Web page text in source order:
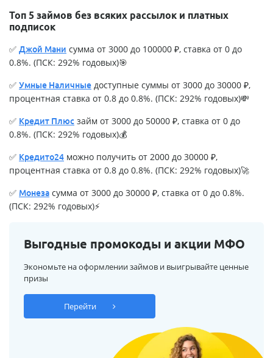
Топ 5 займов без всяких рассылок и платных
подписок
✅ Джой Мани сумма от 3000 до 100000 ₽, ставка от 0 до
0.8%. (ПСК: 292% годовых)🎯
✅ Умные Наличные доступные суммы от 3000 до 30000 ₽,
процентная ставка от 0.8 до 0.8%. (ПСК: 292% годовых)💸
✅ Кредит Плюс займ от 3000 до 50000 ₽, ставка от 0 до
0.8%. (ПСК: 292% годовых)💰
✅ Кредито24 можно получить от 2000 до 30000 ₽,
процентная ставка от 0.8 до 0.8%. (ПСК: 292% годовых)🚀
✅ Монеза сумма от 3000 до 30000 ₽, ставка от 0 до 0.8%.
(ПСК: 292% годовых)⚡
Выгодные промокоды и акции МФО
Экономьте на оформлении займов и выигрывайте ценные
призы
Перейти